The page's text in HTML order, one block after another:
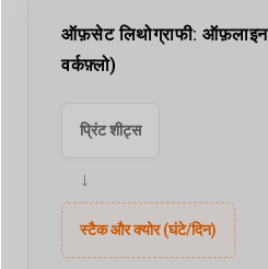
ऑफ़सेट लिथोग्राफी: ऑफ़लाइन
वर्कफ़्लो)
प्रिंट शीट्स
→
स्टैक और क्योर (घंटे/दिन)